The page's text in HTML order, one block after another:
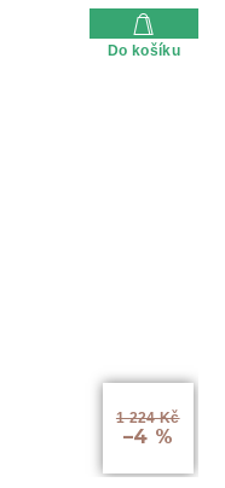
Do košíku
1 224 Kč
–4 %